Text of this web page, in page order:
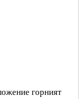
горният